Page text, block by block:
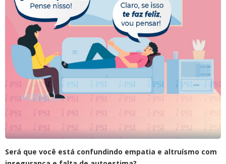
Será que você está confundindo empatia e altruísmo com